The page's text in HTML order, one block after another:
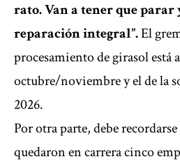
rato. Van a tener que parar
reparación integral”.El
procesamiento de girasol está
octubre/noviembre y el de la
2026.
Por otra parte, debe
quedaron en carrera cinco